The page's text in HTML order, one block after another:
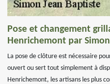
Pose et changement
Henrichemont par
La pose de clôture est nécessaire
ouvert ou sert tout simplement à
Henrichemont, les artisans les plus